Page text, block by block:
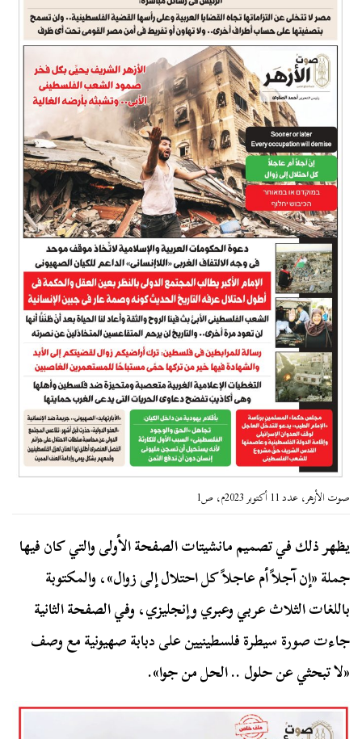
صوت الأزهر، عدد 11 أكتوبر 2023م، ص1
يظهر ذلك في تصميم مانشيتات الصفحة الأولى والتي كان فيها
جملة «إن آجلاً أم عاجلاً كل احتلال إلى زوال»، والمكتوبة
باللغات الثلاث عربي وعبري وإنجليزي، وفي الصفحة الثانية
جاءت صورة سيطرة فلسطينيين على دبابة صهيونية مع وصف
«لا تبحثي عن حلول .. الحل من جوا».